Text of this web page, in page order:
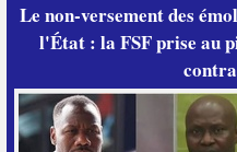
Le non-versement des
l'État : la FSF prise au